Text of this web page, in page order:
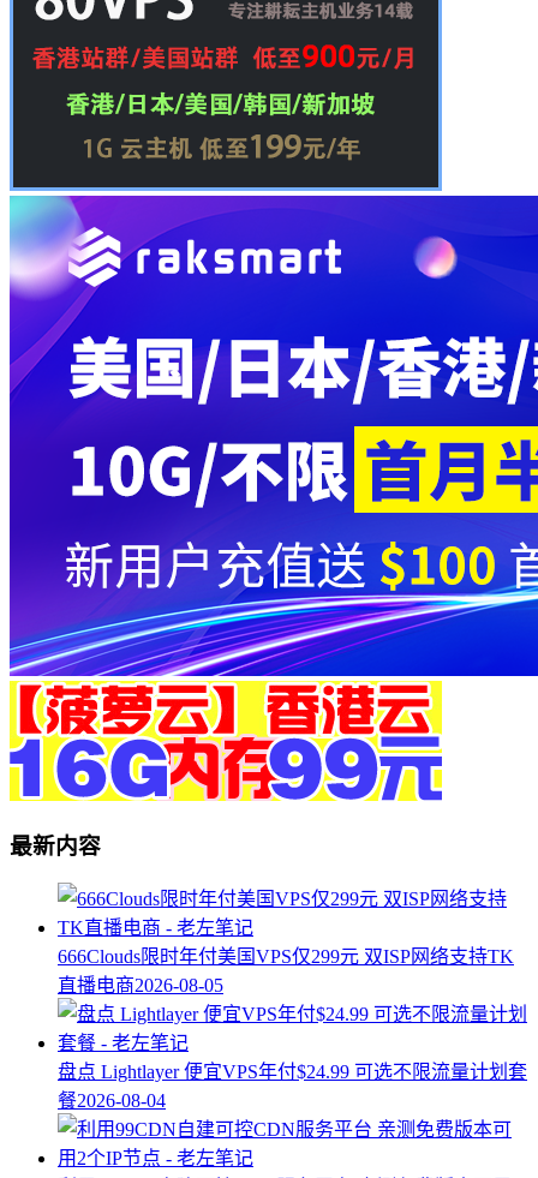
最新内容
666Clouds限时年付美国VPS仅299元 双ISP网络支持TK
直播电商2026-08-05
盘点 Lightlayer 便宜VPS年付$24.99 可选不限流量计划套
餐2026-08-04